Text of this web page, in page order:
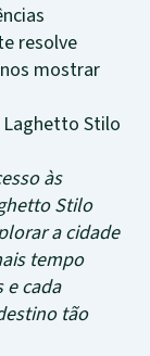
resolve
mostrar
Laghetto Stilo
às
Stilo
a cidade
tempo
e cada
tão